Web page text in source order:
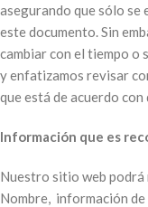
asegurando que sólo se
este documento. Sin
cambiar con el tiempo o
y enfatizamos revisar
que está de acuerdo con
Información que es
Nuestro sitio web
Nombre, información